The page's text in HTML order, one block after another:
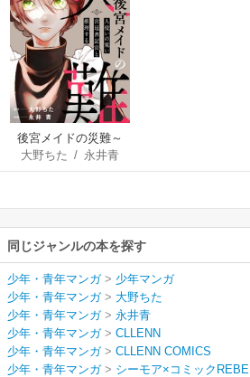
後宮メイドの災難～
人使いの荒い宮廷書
記官と推理する～
大野ちた / 永井青
同じジャンルの本を探す
少年・青年マンガ> 少年マンガ
少年・青年マンガ> 大野ちた
少年・青年マンガ> 永井青
少年・青年マンガ> CLLENN
少年・青年マンガ> CLLENN COMICS
少年・青年マンガ> シーモア×コミックREBEL